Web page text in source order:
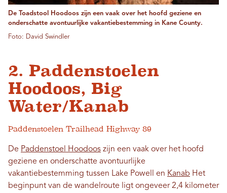
De Toadstool Hoodoos zijn een vaak over het hoofd geziene en
onderschatte avontuurlijke vakantiebestemming in Kane County.
Foto: David Swindler
2. Paddenstoelen
Hoodoos, Big
Water/Kanab
Paddenstoelen Trailhead Highway 89
De Paddenstoel Hoodoos zijn een vaak over het hoofd
geziene en onderschatte avontuurlijke
vakantiebestemming tussen Lake Powell en Kanab Het
beginpunt van de wandelroute ligt ongeveer 2,4 kilometer